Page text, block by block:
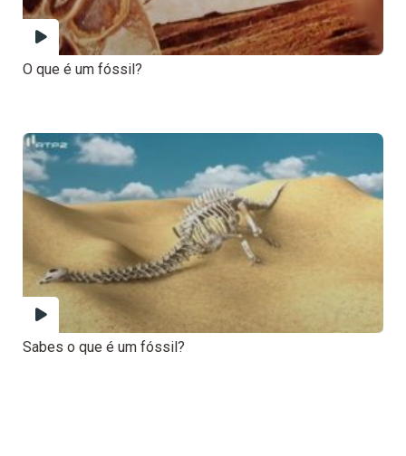
O que é um fóssil?
Sabes o que é um fóssil?